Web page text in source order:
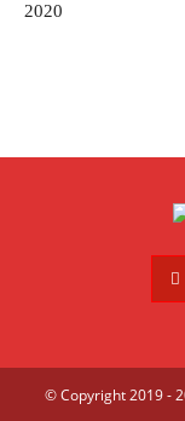
2020
© Copyright 2019 -